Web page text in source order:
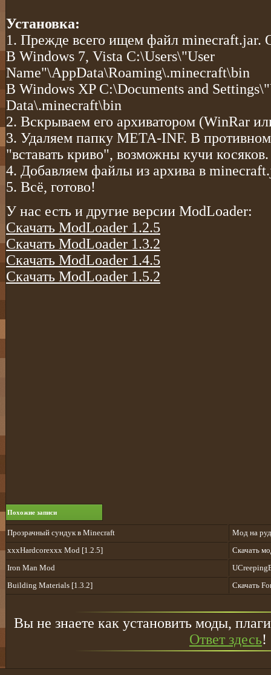
Установка:
1. Прежде всего ищем файл minecraft.jar.
В Windows 7, Vista С:\Users\"User
Name"\AppData\Roaming\.minecraft\bin
В Windows XP С:\Documents and
Data\.minecraft\bin
2. Вскрываем его архиватором (WinRar
3. Удаляем папку META-INF. В
"вставать криво", возможны кучи косяков.
4. Добавляем файлы из архива в
5. Всё, готово!
У нас есть и другие версии ModLoader:
Скачать ModLoader 1.2.5
Скачать ModLoader 1.3.2
Скачать ModLoader 1.4.5
Скачать ModLoader 1.5.2
Похожие записи
Прозрачный сундук в Minecraft
Мод на
xxxHardcorexxx Mod [1.2.5]
Скачать
Iron Man Mod
Building Materials [1.3.2]
Скачать
Вы не знаете как установить моды,
Ответ здесь!